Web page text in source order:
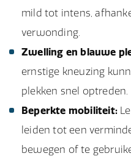
mild tot intens,
verwonding.
Zwelling en blauwe
ernstige kneuzing
plekken snel optreden.
Beperkte mobiliteit:
leiden tot een
bewegen of te